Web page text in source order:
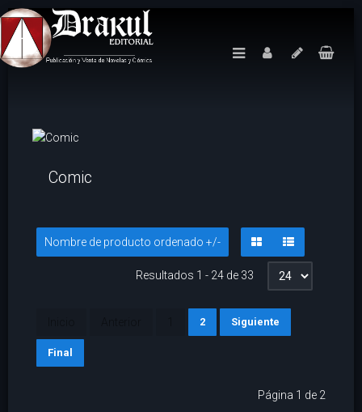
Comic
Nombre de producto ordenado +/-
Resultados 1 - 24 de 33
2 Siguiente
Final
Página 1 de 2